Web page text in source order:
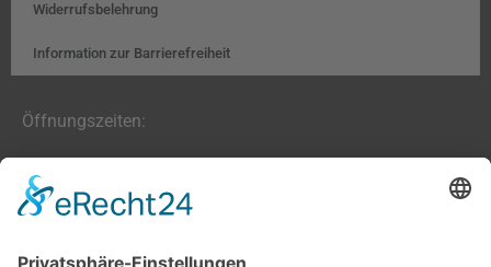
Widerrufsbelehrung
Information zur Barrierefreiheit
Öffnungszeiten:
Farben, Tapeten, Bodenbeläge:
Mo. – Fr. 8:00 – 18:00 Uhr